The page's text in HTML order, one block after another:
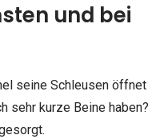
und bei
seine Schleusen öffnet
sehr kurze Beine haben?